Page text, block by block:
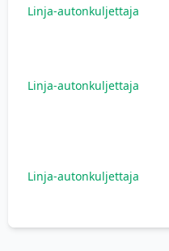
Linja-autonkuljettaja
Linja-autonkuljettaja
Linja-autonkuljettaja